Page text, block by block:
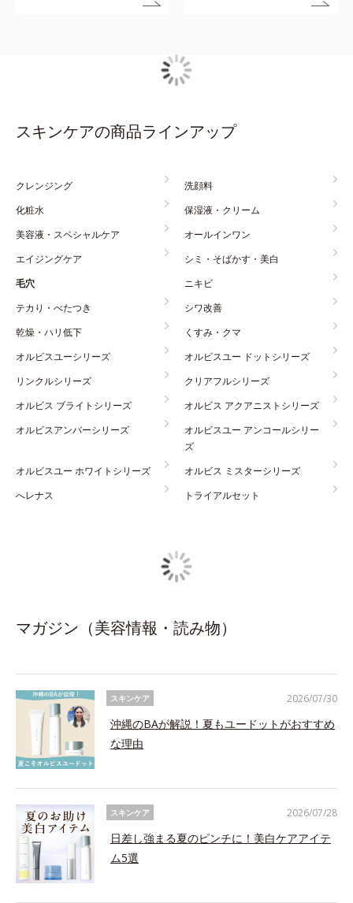
スキンケアの商品ラインアップ
クレンジング
洗顔料
化粧水
保湿液・クリーム
美容液・スペシャルケア
オールインワン
エイジングケア
シミ・そばかす・美白
毛穴
ニキビ
テカり・べたつき
シワ改善
乾燥・ハリ低下
くすみ・クマ
オルビスユーシリーズ
オルビスユー ドットシリーズ
リンクルシリーズ
クリアフルシリーズ
オルビス ブライトシリーズ
オルビス アクアニストシリーズ
オルビスアンバーシリーズ
オルビスユー アンコールシリー
ズ
オルビスユー ホワイトシリーズ
オルビス ミスターシリーズ
へレナス
トライアルセット
マガジン（美容情報・読み物）
スキンケア
沖縄のBAが解説！夏もユードットがおすすめ
な理由
2026/07/30
スキンケア
日差し強まる夏のピンチに！美白ケアアイテ
ム5選
2026/07/28